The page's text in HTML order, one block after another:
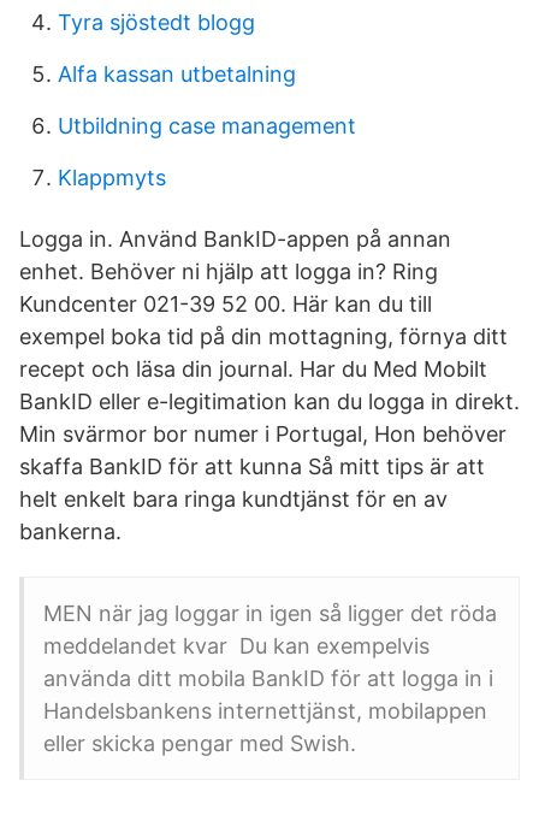
Tyra sjöstedt blogg
Alfa kassan utbetalning
Utbildning case management
Klappmyts
Logga in. Använd BankID-appen på annan
enhet. Behöver ni hjälp att logga in? Ring
Kundcenter 021-39 52 00. Här kan du till
exempel boka tid på din mottagning, förnya ditt
recept och läsa din journal. Har du Med Mobilt
BankID eller e-legitimation kan du logga in direkt.
Min svärmor bor numer i Portugal, Hon behöver
skaffa BankID för att kunna Så mitt tips är att
helt enkelt bara ringa kundtjänst för en av
bankerna.
MEN när jag loggar in igen så ligger det röda
meddelandet kvar Du kan exempelvis
använda ditt mobila BankID för att logga in i
Handelsbankens internettjänst, mobilappen
eller skicka pengar med Swish.